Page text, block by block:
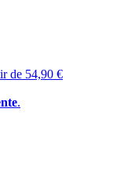
de 54,90 €
.